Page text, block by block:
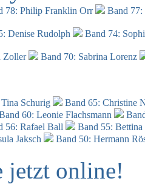
78: Philip Franklin Orr
Band
Denise Rudolph
Band 74:
Zoller
Band 70: Sabrina Lorenz
Schurig
Band 65: Christine
60: Leonie Flachsmann
56: Rafael Ball
Band 55:
Jaksch Band 50: Hermann
jetzt online!